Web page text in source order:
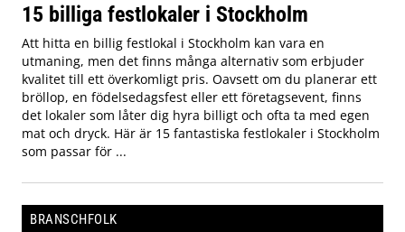
15 billiga festlokaler i Stockholm
Att hitta en billig festlokal i Stockholm kan vara en
utmaning, men det finns många alternativ som erbjuder
kvalitet till ett överkomligt pris. Oavsett om du planerar ett
bröllop, en födelsedagsfest eller ett företagsevent, finns
det lokaler som låter dig hyra billigt och ofta ta med egen
mat och dryck. Här är 15 fantastiska festlokaler i Stockholm
som passar för ...
BRANSCHFOLK